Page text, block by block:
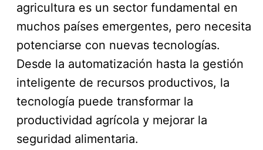
agricultura es un sector fundamental en
muchos países emergentes, pero necesita
potenciarse con nuevas tecnologías.
Desde la automatización hasta la gestión
inteligente de recursos productivos, la
tecnología puede transformar la
productividad agrícola y mejorar la
seguridad alimentaria.